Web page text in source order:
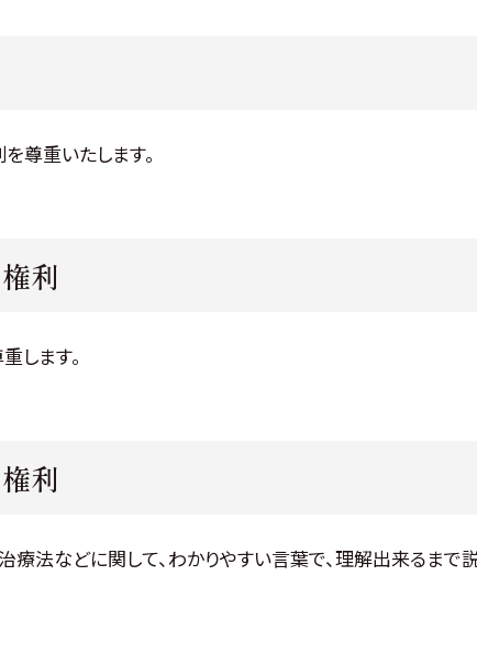
尊重いたします。
利
します。
利
療法などに関して、わかりやすい言葉で、理解出来るまで